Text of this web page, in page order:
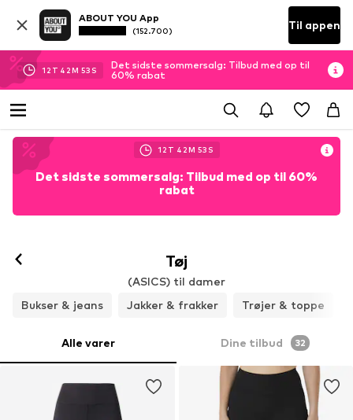
ABOUT YOU App
(152.700) Til appen
12 T 42M 51 S
Det sidste sommersalg: Tilbud med op til
60% rabat
12 T 42M 51 S
Det sidste sommersalg: Tilbud med op til 60%
rabat
Tøj
(ASICS) til damer
Bukser & jeans
Jakker & frakker Trøjer & toppe
Alle varer Dine tilbud 32